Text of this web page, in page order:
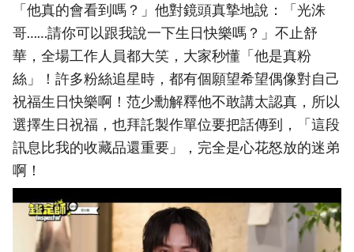
「他真的會看到嗎？」他對鏡頭真摯地說：「光洙
哥……請你可以跟我說一下生日快樂嗎？」不止舒
華，全場工作人員都大笑，大家秒懂「他是真粉
絲」！許多粉絲追星時，都有個願望希望偶像對自己
祝福生日快樂啊！范少勳解釋他不敢講太認真，所以
選擇生日祝福，也拜託製作單位要把話傳到，「這段
訊息比我的收藏品還重要」，完全是心花怒放的迷弟
啊！